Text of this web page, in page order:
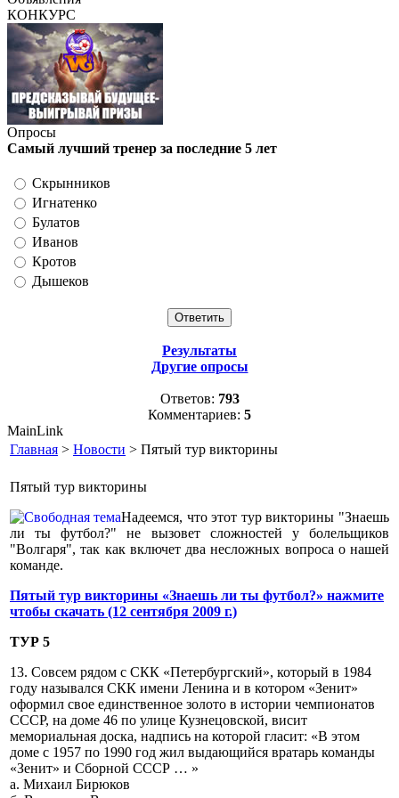
КОНКУРС
Опросы
Самый лучший тренер за последние 5 лет
Скрынников
Игнатенко
Булатов
Иванов
Кротов
Дышеков
Результаты
Другие опросы
Ответов: 793
Комментариев: 5
MainLink
Главная > Новости > Пятый тур викторины
Пятый тур викторины
Надеемся, что этот тур викторины "Знаешь
ли ты футбол?" не вызовет сложностей у болельщиков
"Волгаря", так как включет два несложных вопроса о нашей
команде.
Пятый тур викторины «Знаешь ли ты футбол?» нажмите
чтобы скачать (12 сентября 2009 г.)
ТУР 5
13. Совсем рядом с СКК «Петербургский», который в 1984
году назывался СКК имени Ленина и в котором «Зенит»
оформил свое единственное золото в истории чемпионатов
СССР, на доме 46 по улице Кузнецовской, висит
мемориальная доска, надпись на которой гласит: «В этом
доме с 1957 по 1990 год жил выдающийся вратарь команды
«Зенит» и Сборной СССР … »
а. Михаил Бирюков